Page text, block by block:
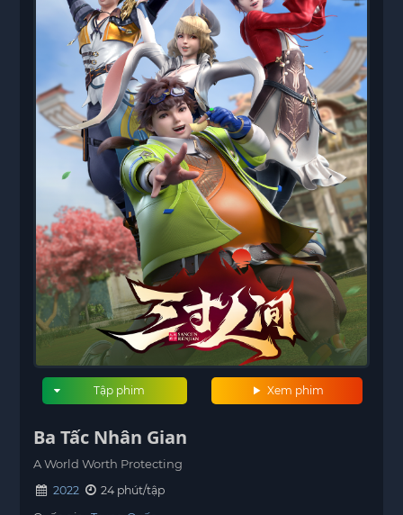
Xem phim
Tập phim
Ba Tấc Nhân Gian
A World Worth Protecting
2022
24 phút/tập